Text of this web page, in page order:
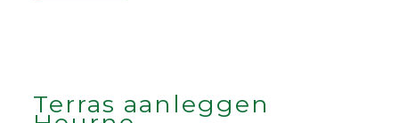
Terras aanleggen